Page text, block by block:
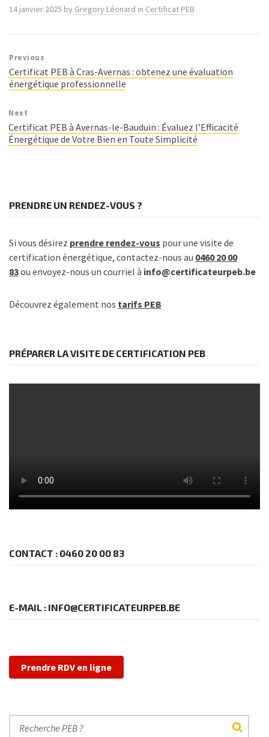
14 janvier 2025 by Gregory Léonard in Certificat PEB
Previous
Certificat PEB à Cras-Avernas : obtenez une évaluation
énergétique professionnelle
Next
Certificat PEB à Avernas-le-Bauduin : Évaluez l’Efficacité
Énergétique de Votre Bien en Toute Simplicité
PRENDRE UN RENDEZ-VOUS ?
Si vous désirez prendre rendez-vous pour une visite de
certification énergétique, contactez-nous au 0460 20 00
83ou envoyez-nous un courriel à info@certificateurpeb.be
Découvrez également nos tarifs PEB
PRÉPARER LA VISITE DE CERTIFICATION PEB
CONTACT : 0460 20 00 83
E-MAIL : INFO@CERTIFICATEURPEB.BE
Prendre RDV en ligne